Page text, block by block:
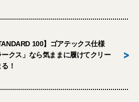
100】ゴアテックス仕様
クス」なら気ままに履けてクリー
！
>